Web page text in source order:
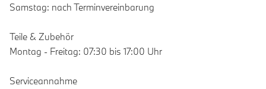
Samstag: nach Terminvereinbarung
Teile & Zubehör
Montag - Freitag: 07:30 bis 17:00 Uhr
Serviceannahme